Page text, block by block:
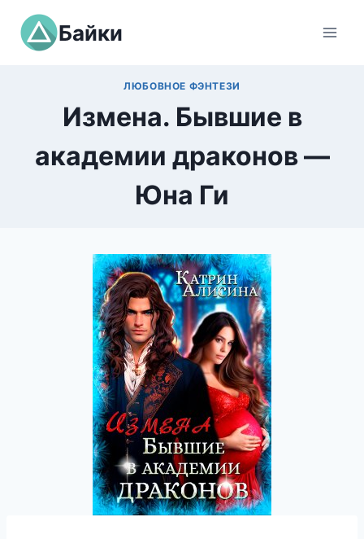
Перейти
содержимому
Байки
ЛЮБОВНОЕ ФЭНТЕЗИ
Измена. Бывшие в
академии драконов —
Юна Ги